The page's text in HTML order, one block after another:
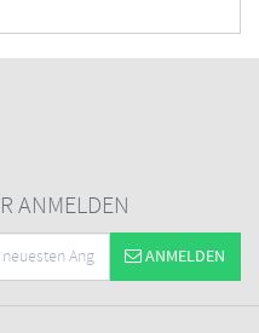
ANMELDEN
ANMELDEN